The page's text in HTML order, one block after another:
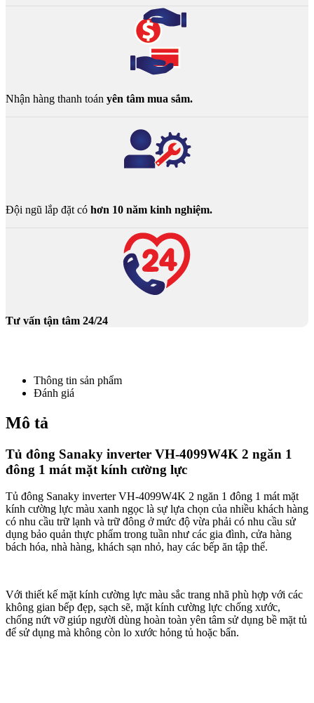
Nhận hàng thanh toán yên tâm mua sắm.
Đội ngũ lắp đặt có hơn 10 năm kinh nghiệm.
Tư vấn tận tâm 24/24
Thông tin sản phẩm
Đánh giá
Mô tả
Tủ đông Sanaky inverter VH-4099W4K 2 ngăn 1
đông 1 mát mặt kính cường lực
Tủ đông Sanaky inverter VH-4099W4K 2 ngăn 1 đông 1 mát mặt
kính cường lực màu xanh ngọc là sự lựa chọn của nhiều khách hàng
có nhu cầu trữ lạnh và trữ đông ở mức độ vừa phải có nhu cầu sử
dụng bảo quản thực phẩm trong tuần như các gia đình, cửa hàng
bách hóa, nhà hàng, khách sạn nhỏ, hay các bếp ăn tập thể.
Với thiết kế mặt kính cường lực màu sắc trang nhã phù hợp với các
không gian bếp đẹp, sạch sẽ, mặt kính cường lực chống xước,
chống nứt vỡ giúp người dùng hoàn toàn yên tâm sử dụng bề mặt tủ
để sử dụng mà không còn lo xước hỏng tủ hoặc bẩn.